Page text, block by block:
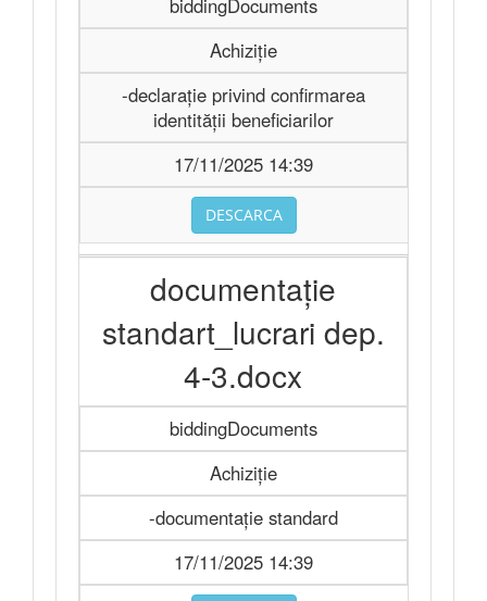
biddingDocuments
Achiziție
-declarație privind confirmarea
identității beneficiarilor
17/11/2025 14:39
DESCARCA
documentație
standart_lucrari dep.
4-3.docx
biddingDocuments
Achiziție
-documentație standard
17/11/2025 14:39